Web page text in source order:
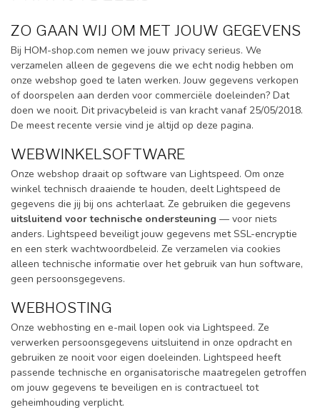
ZO GAAN WIJ OM MET JOUW GEGEVENS
Bij HOM-shop.com nemen we jouw privacy serieus. We
verzamelen alleen de gegevens die we echt nodig hebben om
onze webshop goed te laten werken. Jouw gegevens verkopen
of doorspelen aan derden voor commerciële doeleinden? Dat
doen we nooit. Dit privacybeleid is van kracht vanaf 25/05/2018.
De meest recente versie vind je altijd op deze pagina.
WEBWINKELSOFTWARE
Onze webshop draait op software van Lightspeed. Om onze
winkel technisch draaiende te houden, deelt Lightspeed de
gegevens die jij bij ons achterlaat. Ze gebruiken die gegevens
uitsluitend voor technische ondersteuning — voor niets
anders. Lightspeed beveiligt jouw gegevens met SSL-encryptie
en een sterk wachtwoordbeleid. Ze verzamelen via cookies
alleen technische informatie over het gebruik van hun software,
geen persoonsgegevens.
WEBHOSTING
Onze webhosting en e-mail lopen ook via Lightspeed. Ze
verwerken persoonsgegevens uitsluitend in onze opdracht en
gebruiken ze nooit voor eigen doeleinden. Lightspeed heeft
passende technische en organisatorische maatregelen getroffen
om jouw gegevens te beveiligen en is contractueel tot
geheimhouding verplicht.